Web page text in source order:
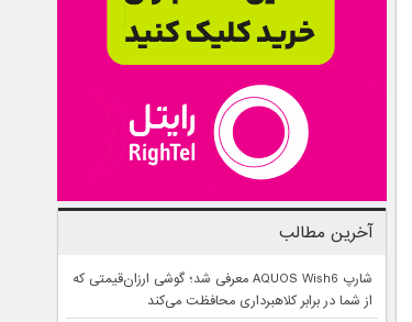
آخرین مطالب
شارپ AQUOS Wish6 معرفی شد؛ گوشی ارزان‌قیمتی که
از شما در برابر کلاهبرداری محافظت می‌کند